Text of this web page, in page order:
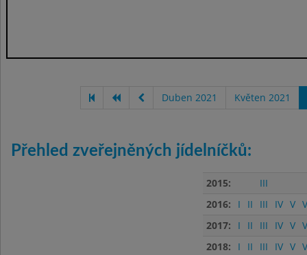
Duben 2021 Květen 2021
Přehled zveřejněných jídelníčků:
2015:
III
2016:
I II III IV V
2017:
I II III IV V
2018:
I II III IV V